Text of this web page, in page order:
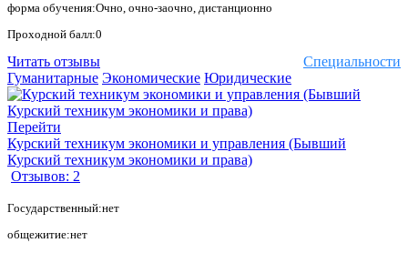
форма обучения:Очно, очно-заочно, дистанционно
Проходной балл:0
Специальности
Читать отзывы
Гуманитарные Экономические Юридические
Перейти
Курский техникум экономики и управления (Бывший
Курский техникум экономики и права)
Отзывов: 2
Государственный:нет
общежитие:нет